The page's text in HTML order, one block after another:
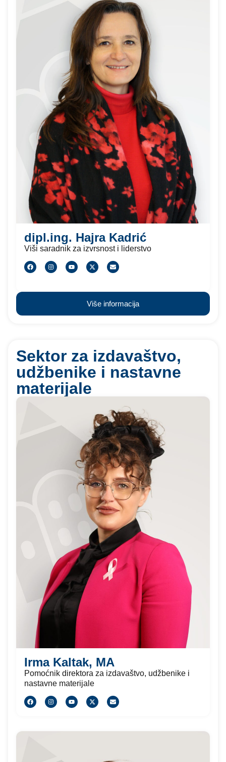
dipl.ing. Hajra Kadrić
Viši saradnik za izvrsnost i liderstvo
Više informacija
Sektor za izdavaštvo,
udžbenike i nastavne
materijale
Irma Kaltak, MA
Pomoćnik direktora za izdavaštvo, udžbenike i
nastavne materijale